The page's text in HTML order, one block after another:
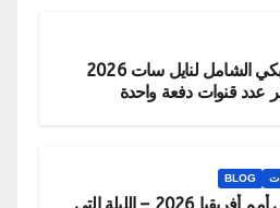
التردد الشبكي الشامل لنايل سات 2026
عدد قنوات دفعة واحدة
BLOG